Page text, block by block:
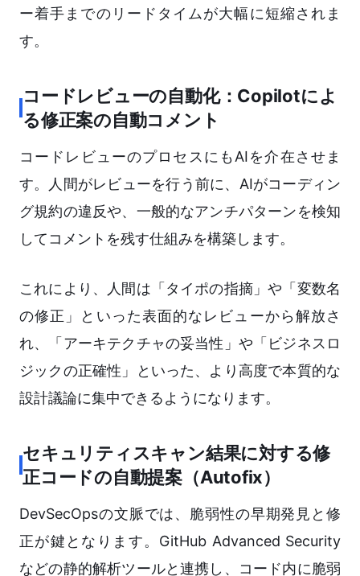
ー着手までのリードタイムが大幅に短縮されま
す。
コードレビューの自動化：Copilotによ
る修正案の自動コメント
コードレビューのプロセスにもAIを介在させま
す。人間がレビューを行う前に、AIがコーディン
グ規約の違反や、一般的なアンチパターンを検知
してコメントを残す仕組みを構築します。
これにより、人間は「タイポの指摘」や「変数名
の修正」といった表面的なレビューから解放さ
れ、「アーキテクチャの妥当性」や「ビジネスロ
ジックの正確性」といった、より高度で本質的な
設計議論に集中できるようになります。
セキュリティスキャン結果に対する修
正コードの自動提案（Autofix）
DevSecOpsの文脈では、脆弱性の早期発見と修
正が鍵となります。GitHub Advanced Security
などの静的解析ツールと連携し、コード内に脆弱